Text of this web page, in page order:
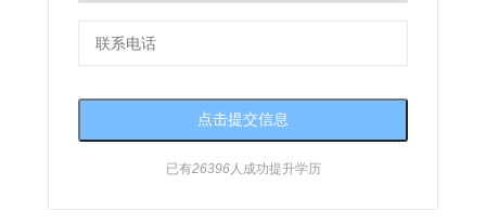
已有26396人成功提升学历